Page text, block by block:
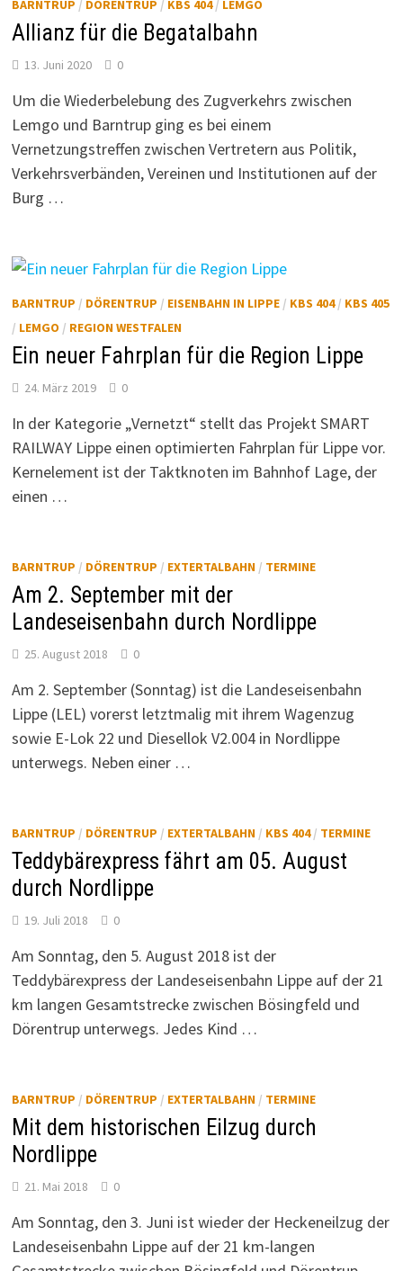
BARNTRUP / DÖRENTRUP / KBS 404/ LEMGO
Allianz für die Begatalbahn
13. Juni 2020 0
Um die Wiederbelebung des Zugverkehrs zwischen
Lemgo und Barntrup ging es bei einem
Vernetzungstreffen zwischen Vertretern aus Politik,
Verkehrsverbänden, Vereinen und Institutionen auf der
Burg …
BARNTRUP / DÖRENTRUP / EISENBAHN IN LIPPE/ KBS 404/ KBS 405
/ LEMGO / REGION WESTFALEN
Ein neuer Fahrplan für die Region Lippe
24. März 2019 0
In der Kategorie „Vernetzt“ stellt das Projekt SMART
RAILWAY Lippe einen optimierten Fahrplan für Lippe vor.
Kernelement ist der Taktknoten im Bahnhof Lage, der
einen …
BARNTRUP / DÖRENTRUP / EXTERTALBAHN/ TERMINE
Am 2. September mit der
Landeseisenbahn durch Nordlippe
25. August 2018 0
Am 2. September (Sonntag) ist die Landeseisenbahn
Lippe (LEL) vorerst letztmalig mit ihrem Wagenzug
sowie E-Lok 22 und Diesellok V2.004 in Nordlippe
unterwegs. Neben einer …
BARNTRUP / DÖRENTRUP / EXTERTALBAHN/ KBS 404/ TERMINE
Teddybärexpress fährt am 05. August
durch Nordlippe
19. Juli 2018 0
Am Sonntag, den 5. August 2018 ist der
Teddybärexpress der Landeseisenbahn Lippe auf der 21
km langen Gesamtstrecke zwischen Bösingfeld und
Dörentrup unterwegs. Jedes Kind …
BARNTRUP / DÖRENTRUP / EXTERTALBAHN/ TERMINE
Mit dem historischen Eilzug durch
Nordlippe
21. Mai 2018 0
Am Sonntag, den 3. Juni ist wieder der Heckeneilzug der
Landeseisenbahn Lippe auf der 21 km-langen